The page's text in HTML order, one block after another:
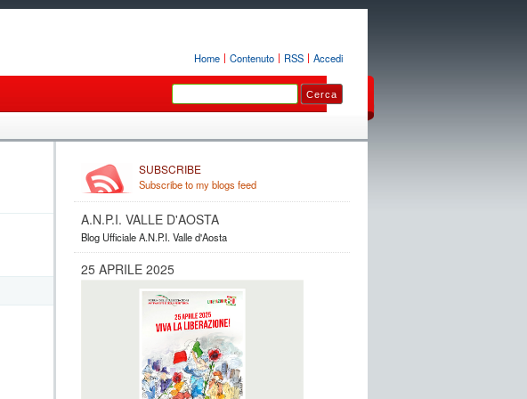
Home Contenuto RSS Accedi
SUBSCRIBE
Subscribe to my blogs feed
A.N.P.I. VALLE D'AOSTA
Blog Ufficiale A.N.P.I. Valle d'Aosta
25 APRILE 2025